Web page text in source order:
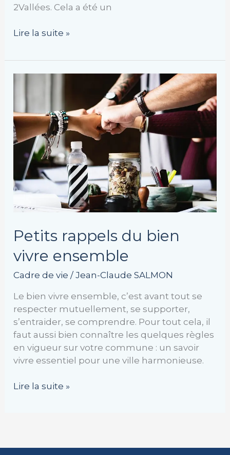
2Vallées. Cela a été un
Lire la suite »
Petits rappels du bien
vivre ensemble
Cadre de vie /Jean-Claude SALMON
Le bien vivre ensemble, c’est avant tout se
respecter mutuellement, se supporter,
s’entraider, se comprendre. Pour tout cela, il
faut aussi bien connaître les quelques règles
en vigueur sur votre commune : un savoir
vivre essentiel pour une ville harmonieuse.
bien
vivre
ensemble
Lire la suite »